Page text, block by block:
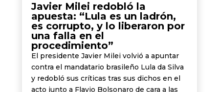
Javier Milei redobló la
apuesta: “Lula es un ladrón,
es corrupto, y lo liberaron por
una falla en el
procedimiento”
El presidente Javier Milei volvió a apuntar
contra el mandatario brasileño Lula da Silva
y redobló sus críticas tras sus dichos en el
acto junto a Flavio Bolsonaro de cara a las